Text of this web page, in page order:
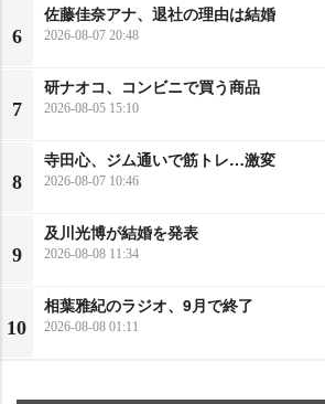
6
佐藤佳奈アナ、退社の理由は結婚
2026-08-07 20:48
7
研ナオコ、コンビニで買う商品
2026-08-05 15:10
8
寺田心、ジム通いで筋トレ…激変
2026-08-07 10:46
9
及川光博が結婚を発表
2026-08-08 11:34
10
相葉雅紀のラジオ、9月で終了
2026-08-08 01:11